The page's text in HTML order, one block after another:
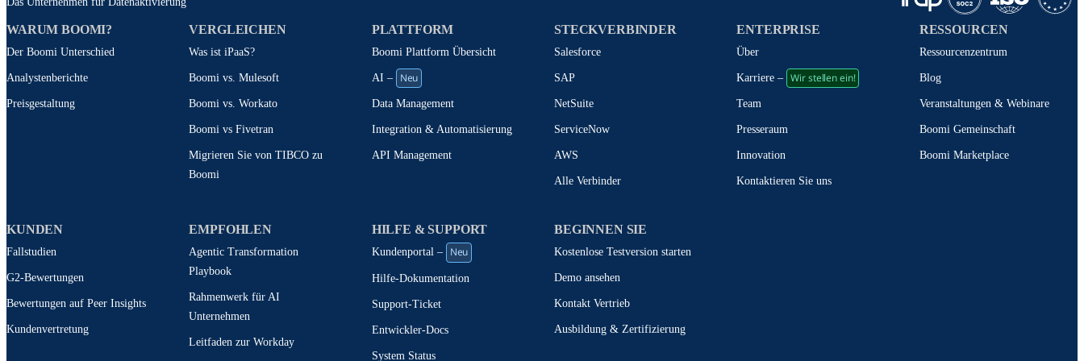
WARUM BOOMI?
Der Boomi Unterschied
Analystenberichte
Preisgestaltung
VERGLEICHEN
Was ist iPaaS?
Boomi vs. Mulesoft
Boomi vs. Workato
Boomi vs Fivetran
Migrieren Sie von TIBCO zu
Boomi
PLATTFORM
Boomi Plattform Übersicht
AI – Neu
Data Management
Integration & Automatisierung
API Management
STECKVERBINDER
Salesforce
SAP
NetSuite
ServiceNow
AWS
Alle Verbinder
ENTERPRISE
Über
Karriere – Wir stellen ein!
Team
Presseraum
Innovation
Kontaktieren Sie uns
RESSOURCEN
Ressourcenzentrum
Blog
Veranstaltungen & Webinare
Boomi Gemeinschaft
Boomi Marketplace
KUNDEN
Fallstudien
G2-Bewertungen
Bewertungen auf Peer Insights
Kundenvertretung
EMPFOHLEN
Agentic Transformation
Playbook
Rahmenwerk für AI
Unternehmen
Leitfaden zur Workday
HILFE & SUPPORT
Kundenportal – Neu
Hilfe-Dokumentation
Support-Ticket
Entwickler-Docs
System Status
BEGINNEN SIE
Kostenlose Testversion starten
Demo ansehen
Kontakt Vertrieb
Ausbildung & Zertifizierung